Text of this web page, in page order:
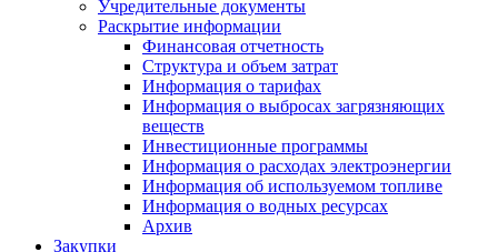
Учредительные документы
Раскрытие информации
Финансовая отчетность
Структура и объем затрат
Информация о тарифах
Информация о выбросах загрязняющих
веществ
Инвестиционные программы
Информация о расходах электроэнергии
Информация об используемом топливе
Информация о водных ресурсах
Архив
Закупки